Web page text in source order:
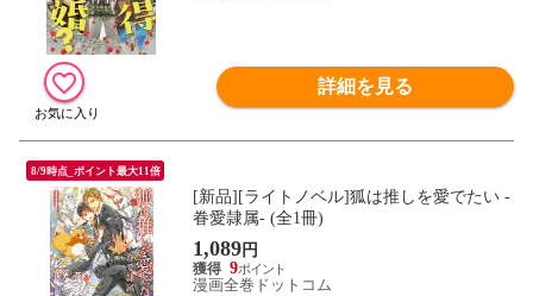
詳細を見る
8/9時点_ポイント最大11倍
[新品][ライトノベル]狐は推しを愛でたい -
眷愛隷属- (全1冊)
1,089円
9
漫画全巻ドットコム